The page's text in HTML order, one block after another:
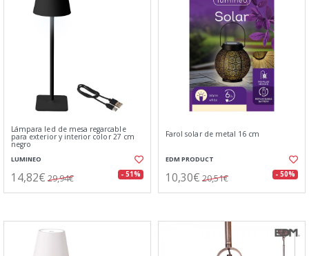
Lámpara led de mesa regarcable
para exterior y interior color 27 cm
negro
LUMINEO
14,82€ 29,94€ - 51%
Farol solar de metal 16 cm
EDM PRODUCT
10,30€ 20,51€ - 50%